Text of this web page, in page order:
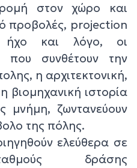
στον χώρο και
προβολές, projection
ήχο και λόγο, οι
που συνθέτουν την
η αρχιτεκτονική,
βιομηχανική ιστορία
μνήμη, ζωντανεύουν
της πόλης.
ελεύθερα σε
δράσης